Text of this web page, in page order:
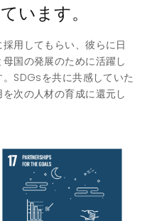
います。
用してもらい、彼らに日
国の発展のために活躍し
SDGsを共に共感していた
次の人材の育成に還元し